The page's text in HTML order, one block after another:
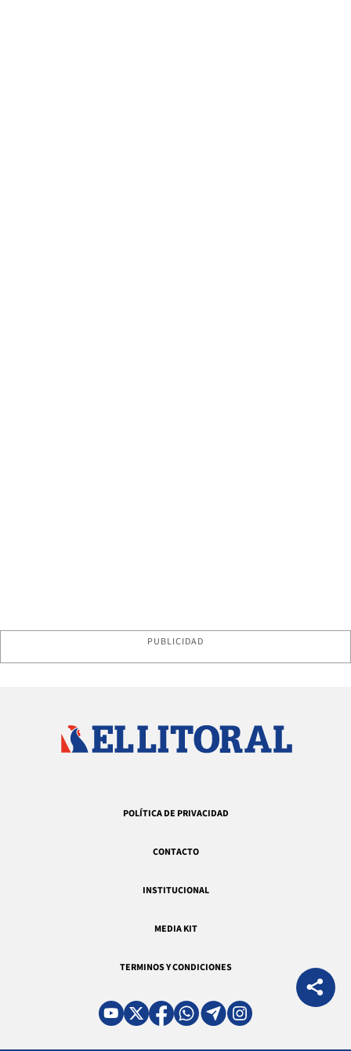
PUBLICIDAD
POLÍTICA DE PRIVACIDAD
CONTACTO
INSTITUCIONAL
MEDIA KIT
TERMINOS Y CONDICIONES